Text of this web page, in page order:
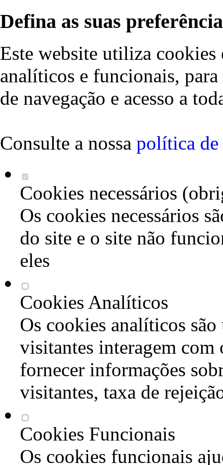
Defina as suas
Este website utiliza cookies
analíticos e funcionais,
de navegação e acesso a
Consulte a nossa política de
Cookies necessários
Os cookies necessários
do site e o site não
eles
Cookies Analíticos
Os cookies analíticos são
visitantes interagem com
fornecer informações
visitantes, taxa de
Cookies Funcionais
Os cookies funcionais